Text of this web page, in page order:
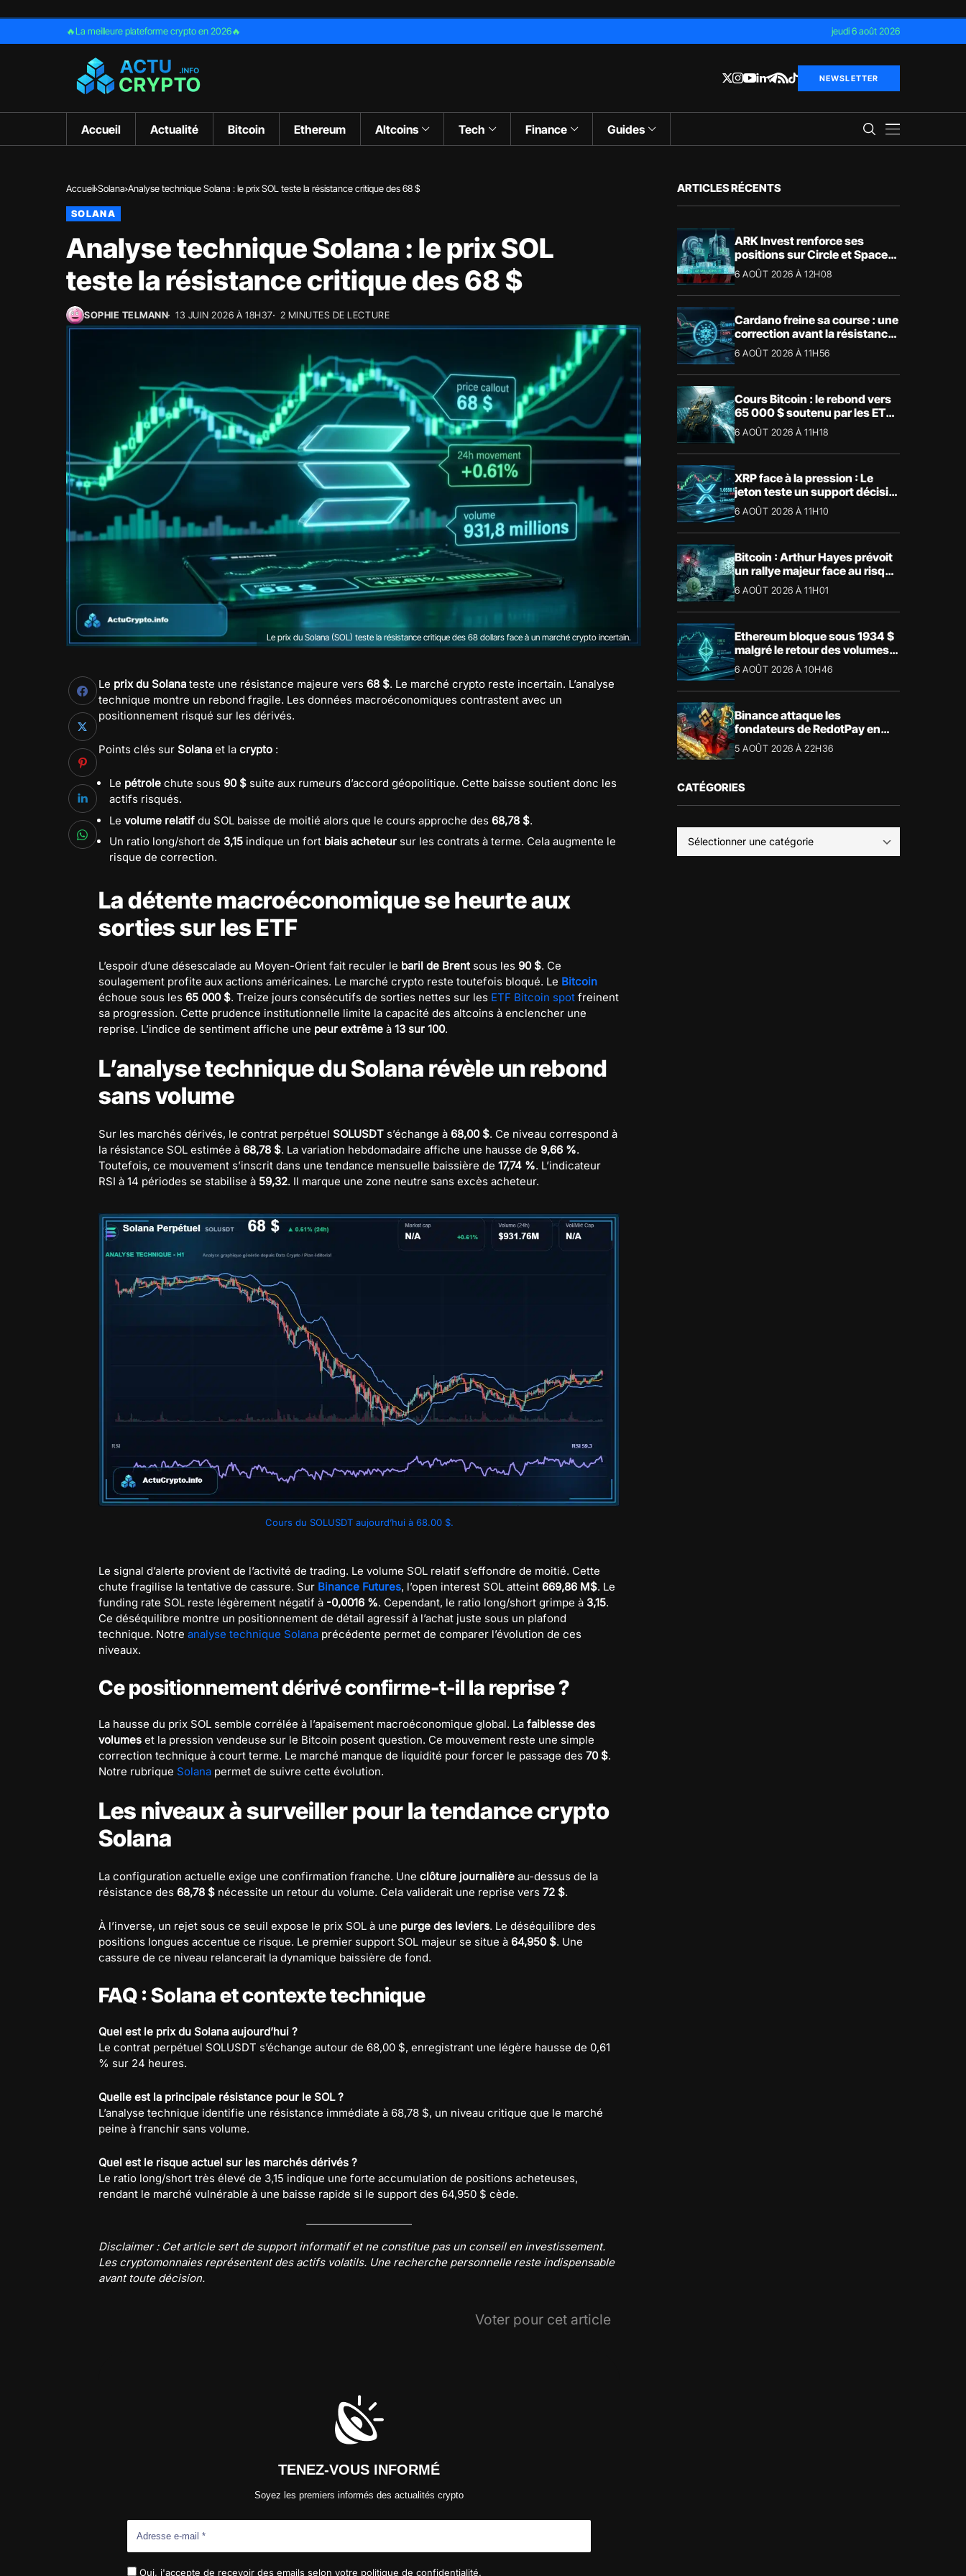
🔥La meilleure plateforme crypto en 2026🔥 jeudi 6 août 2026
NEWSLETTER
Accueil Actualité Bitcoin Ethereum Altcoins Tech Finance Guides
Accueil Solana Analyse technique Solana : le prix SOL teste la résistance critique des 68 $
SOLANA
Analyse technique Solana : le prix SOL
teste la résistance critique des 68 $
SOPHIE TELMANN 13 JUIN 2026 À 18H37 2 MINUTES DE LECTURE
Le prix du Solana (SOL) teste la résistance critique des 68 dollars face à un marché crypto incertain.
Le prix du Solana teste une résistance majeure vers 68 $. Le marché crypto reste incertain. L’analyse
technique montre un rebond fragile. Les données macroéconomiques contrastent avec un
positionnement risqué sur les dérivés.
Points clés sur Solana et la crypto :
Le pétrole chute sous 90 $ suite aux rumeurs d’accord géopolitique. Cette baisse soutient donc les
actifs risqués.
Le volume relatif du SOL baisse de moitié alors que le cours approche des 68,78 $.
Un ratio long/short de 3,15 indique un fort biais acheteur sur les contrats à terme. Cela augmente le
risque de correction.
La détente macroéconomique se heurte aux
sorties sur les ETF
L’espoir d’une désescalade au Moyen-Orient fait reculer le baril de Brentsous les 90 $. Ce
soulagement profite aux actions américaines. Le marché crypto reste toutefois bloqué. Le Bitcoin
échoue sous les 65 000 $. Treize jours consécutifs de sorties nettes sur les ETF Bitcoin spot freinent
sa progression. Cette prudence institutionnelle limite la capacité des altcoins à enclencher une
reprise. L’indice de sentiment affiche une peur extrême à 13 sur 100.
L’analyse technique du Solana révèle un rebond
sans volume
Sur les marchés dérivés, le contrat perpétuel SOLUSDT s’échange à 68,00 $. Ce niveau correspond à
la résistance SOL estimée à 68,78 $. La variation hebdomadaire affiche une hausse de 9,66 %.
Toutefois, ce mouvement s’inscrit dans une tendance mensuelle baissière de 17,74 %. L’indicateur
RSI à 14 périodes se stabilise à 59,32. Il marque une zone neutre sans excès acheteur.
Cours du SOLUSDT aujourd’hui à 68.00 $.
Le signal d’alerte provient de l’activité de trading. Le volume SOL relatif s’effondre de moitié. Cette
chute fragilise la tentative de cassure. Sur Binance Futures, l’open interest SOL atteint 669,86 M$. Le
funding rate SOL reste légèrement négatif à -0,0016 %. Cependant, le ratio long/short grimpe à 3,15.
Ce déséquilibre montre un positionnement de détail agressif à l’achat juste sous un plafond
technique. Notre analyse technique Solana précédente permet de comparer l’évolution de ces
niveaux.
Ce positionnement dérivé confirme-t-il la reprise ?
La hausse du prix SOL semble corrélée à l’apaisement macroéconomique global. La faiblesse des
volumes et la pression vendeuse sur le Bitcoin posent question. Ce mouvement reste une simple
correction technique à court terme. Le marché manque de liquidité pour forcer le passage des 70 $.
Notre rubrique Solana permet de suivre cette évolution.
Les niveaux à surveiller pour la tendance crypto
Solana
La configuration actuelle exige une confirmation franche. Une clôture journalière au-dessus de la
résistance des 68,78 $ nécessite un retour du volume. Cela validerait une reprise vers 72 $.
À l’inverse, un rejet sous ce seuil expose le prix SOL à une purge des leviers. Le déséquilibre des
positions longues accentue ce risque. Le premier support SOL majeur se situe à 64,950 $. Une
cassure de ce niveau relancerait la dynamique baissière de fond.
FAQ : Solana et contexte technique
Quel est le prix du Solana aujourd’hui ?
Le contrat perpétuel SOLUSDT s’échange autour de 68,00 $, enregistrant une légère hausse de 0,61
% sur 24 heures.
Quelle est la principale résistance pour le SOL ?
L’analyse technique identifie une résistance immédiate à 68,78 $, un niveau critique que le marché
peine à franchir sans volume.
Quel est le risque actuel sur les marchés dérivés ?
Le ratio long/short très élevé de 3,15 indique une forte accumulation de positions acheteuses,
rendant le marché vulnérable à une baisse rapide si le support des 64,950 $ cède.
Disclaimer : Cet article sert de support informatif et ne constitue pas un conseil en investissement.
Les cryptomonnaies représentent des actifs volatils. Une recherche personnelle reste indispensable
avant toute décision.
Voter pour cet article
TENEZ-VOUS INFORMÉ
Soyez les premiers informés des actualités crypto
Oui, j'accepte de recevoir des emails selon votre politique de confidentialité.
ARTICLES RÉCENTS
ARK Invest renforce ses
positions sur Circle et SpaceX
: ce que révèlent les chiffres
6 AOÛT 2026 À 12H08
Cardano freine sa course : une
correction avant la résistance
?
6 AOÛT 2026 À 11H56
Cours Bitcoin : le rebond vers
65 000 $ soutenu par les ETF
et les liquidations
6 AOÛT 2026 À 11H18
XRP face à la pression : Le
jeton teste un support décisif
à 1,040 $
6 AOÛT 2026 À 11H10
Bitcoin : Arthur Hayes prévoit
un rallye majeur face au risque
de bulle IA
6 AOÛT 2026 À 11H01
Ethereum bloque sous 1934 $
malgré le retour des volumes
acheteurs
6 AOÛT 2026 À 10H46
Binance attaque les
fondateurs de RedotPay en
justice pour 472,8 millions de
dollars
5 AOÛT 2026 À 22H36
CATÉGORIES